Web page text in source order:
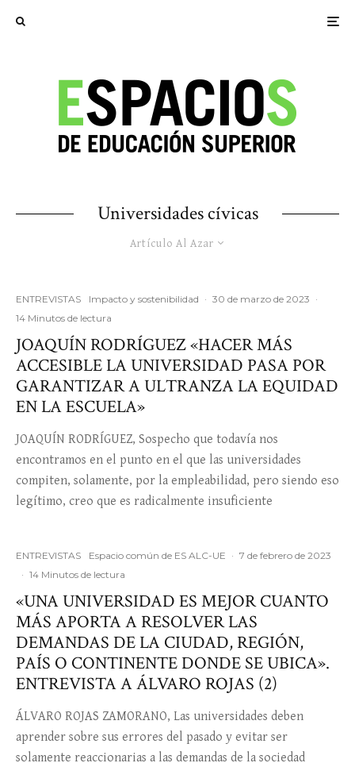
Universidades cívicas
Artículo Al Azar
ENTREVISTAS Impacto y sostenibilidad · 30 de marzo de 2023 ·
14 Minutos de lectura
JOAQUÍN RODRÍGUEZ «HACER MÁS
ACCESIBLE LA UNIVERSIDAD PASA POR
GARANTIZAR A ULTRANZA LA EQUIDAD
EN LA ESCUELA»
JOAQUÍN RODRÍGUEZ, Sospecho que todavía nos
encontramos en el punto en el que las universidades
compiten, solamente, por la empleabilidad, pero siendo eso
legítimo, creo que es radicalmente insuficiente
ENTREVISTAS Espacio común de ES ALC-UE · 7 de febrero de 2023
· 14 Minutos de lectura
«UNA UNIVERSIDAD ES MEJOR CUANTO
MÁS APORTA A RESOLVER LAS
DEMANDAS DE LA CIUDAD, REGIÓN,
PAÍS O CONTINENTE DONDE SE UBICA».
ENTREVISTA A ÁLVARO ROJAS (2)
ÁLVARO ROJAS ZAMORANO, Las universidades deben
aprender sobre sus errores del pasado y evitar ser
solamente reaccionarias a las demandas de la sociedad